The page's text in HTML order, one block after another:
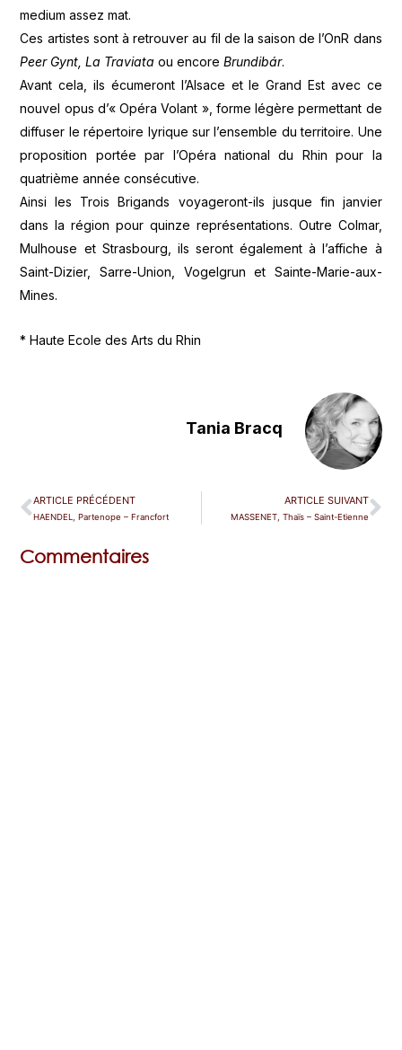
medium assez mat.
Ces artistes sont à retrouver au fil de la saison de l’OnR dans
Peer Gynt, La Traviata ou encoreBrundibár.
Avant cela, ils écumeront l’Alsace et le Grand Est avec ce
nouvel opus d’« Opéra Volant », forme légère permettant de
diffuser le répertoire lyrique sur l’ensemble du territoire. Une
proposition portée par l’Opéra national du Rhin pour la
quatrième année consécutive.
Ainsi les Trois Brigands voyageront-ils jusque fin janvier
dans la région pour quinze représentations. Outre Colmar,
Mulhouse et Strasbourg, ils seront également à l’affiche à
Saint-Dizier, Sarre-Union, Vogelgrun et Sainte-Marie-aux-
Mines.
* Haute Ecole des Arts du Rhin
Tania Bracq
ARTICLE PRÉCÉDENT
HAENDEL, Partenope – Francfort
ARTICLE SUIVANT
MASSENET, Thaïs – Saint-Etienne
Commentaires